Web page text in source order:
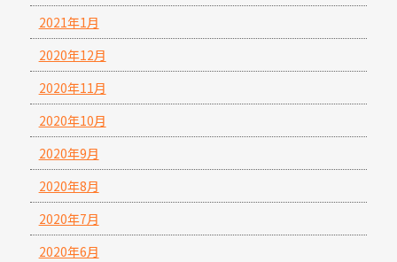
2021年1月
2020年12月
2020年11月
2020年10月
2020年9月
2020年8月
2020年7月
2020年6月